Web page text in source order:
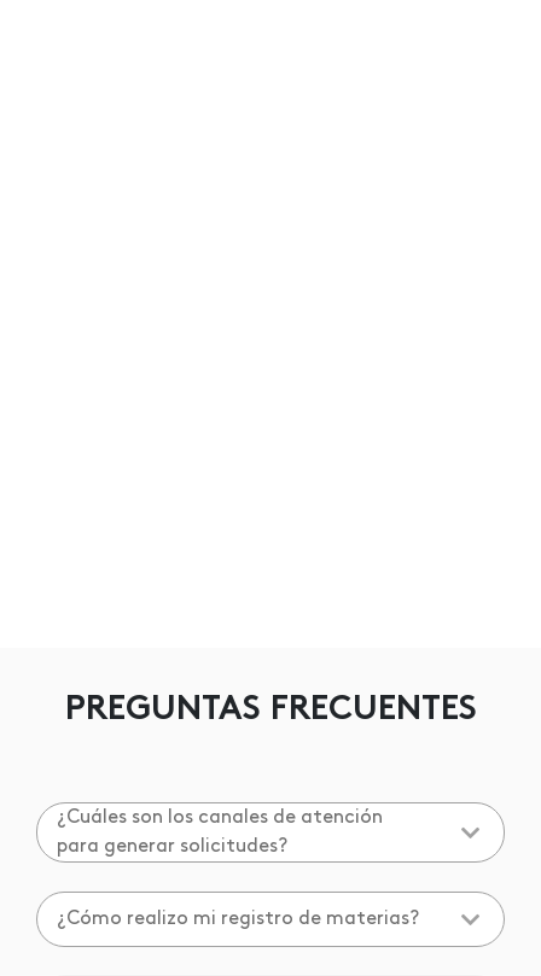
PREGUNTAS FRECUENTES
¿Cuáles son los canales de atención
para generar solicitudes?
¿Cómo realizo mi registro de materias?